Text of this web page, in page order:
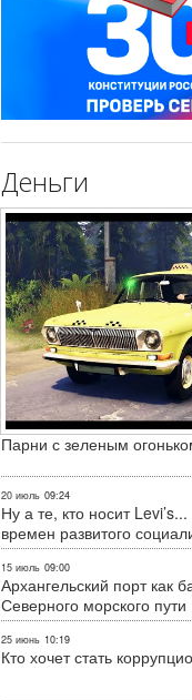
Деньги
Парни с зеленым
20 июль 09:24
Ну а те, кто носит
времен развитого
15 июль 09:00
Архангельский порт как
Северного морского пути
25 июнь 10:19
Кто хочет стать